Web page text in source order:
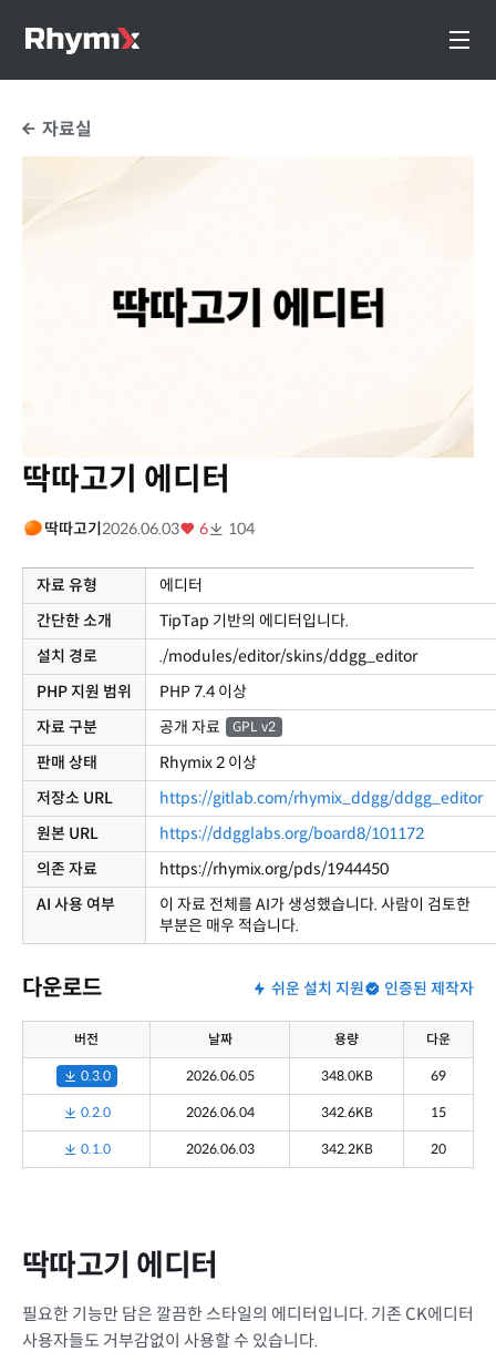
자료실
딱따고기 에디터
딱따고기2026.06.03 6 104
자료 유형
에디터
간단한 소개
TipTap 기반의 에디터입니다.
설치 경로
./modules/editor/skins/ddgg_editor
PHP 지원 범위
PHP 7.4 이상
자료 구분
공개 자료 GPL v2
판매 상태
Rhymix 2 이상
저장소 URL
https://gitlab.com/rhymix_ddgg/ddgg_editor
원본 URL
https://ddgglabs.org/board8/101172
의존 자료
https://rhymix.org/pds/1944450
AI 사용 여부
이 자료 전체를 AI가 생성했습니다. 사람이 검토한
부분은 매우 적습니다.
다운로드 쉬운 설치 지원 인증된 제작자
버전 날짜 용량 다운
0.3.0 2026.06.05 348.0KB 69
0.2.0 2026.06.04 342.6KB 15
0.1.0 2026.06.03 342.2KB 20
딱따고기 에디터
필요한 기능만 담은 깔끔한 스타일의 에디터입니다. 기존 CK에디터
사용자들도 거부감없이 사용할 수 있습니다.